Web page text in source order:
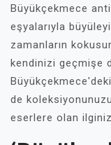
Büyükçekmece
eşyalarıyla
zamanların
kendinizi geçmişe
de
eserlere olan